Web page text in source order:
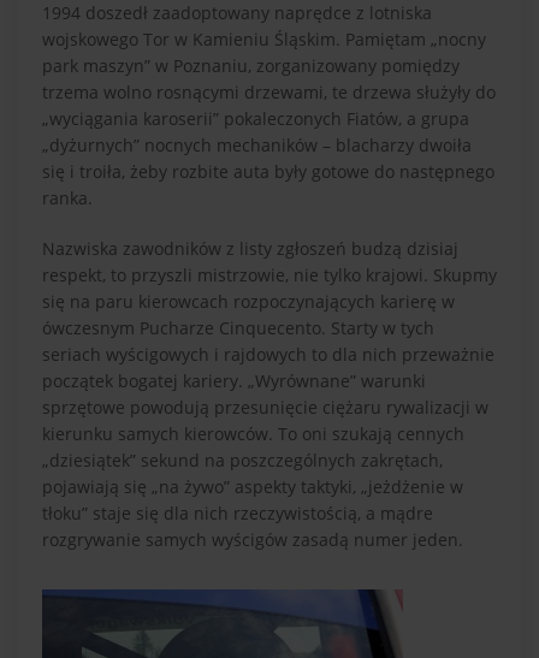
1994 doszedł zaadoptowany naprędce z lotniska
wojskowego Tor w Kamieniu Śląskim. Pamiętam „nocny
park maszyn” w Poznaniu, zorganizowany pomiędzy
trzema wolno rosnącymi drzewami, te drzewa służyły do
„wyciągania karoserii” pokaleczonych Fiatów, a grupa
„dyżurnych” nocnych mechaników – blacharzy dwoiła
się i troiła, żeby rozbite auta były gotowe do następnego
ranka.
Nazwiska zawodników z listy zgłoszeń budzą dzisiaj
respekt, to przyszli mistrzowie, nie tylko krajowi. Skupmy
się na paru kierowcach rozpoczynających karierę w
ówczesnym Pucharze Cinquecento. Starty w tych
seriach wyścigowych i rajdowych to dla nich przeważnie
początek bogatej kariery. „Wyrównane” warunki
sprzętowe powodują przesunięcie ciężaru rywalizacji w
kierunku samych kierowców. To oni szukają cennych
„dziesiątek” sekund na poszczególnych zakrętach,
pojawiają się „na żywo” aspekty taktyki, „jeżdżenie w
tłoku” staje się dla nich rzeczywistością, a mądre
rozgrywanie samych wyścigów zasadą numer jeden.